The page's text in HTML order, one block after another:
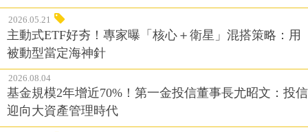
2026.05.21
主動式ETF好夯！專家曝「核心＋衛星」混搭策略：用
被動型當定海神針
2026.08.04
基金規模2年增近70%！第一金投信董事長尤昭文：投信
迎向大資產管理時代